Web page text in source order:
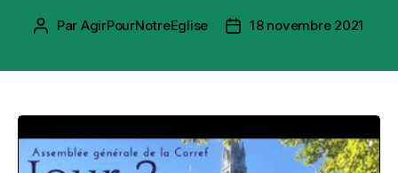
Auteur
Par AgirPourNotreEglise
Date18 novembre 2021